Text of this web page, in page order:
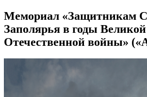
Мемориал «Защитникам
Заполярья в годы Великой
Отечественной войны»